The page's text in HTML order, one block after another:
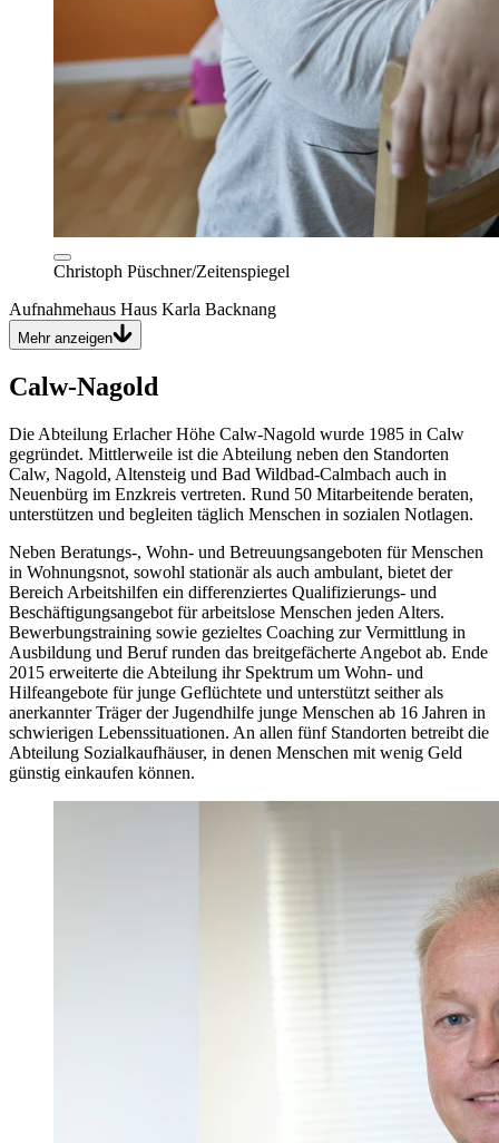
Christoph Püschner/Zeitenspiegel
Aufnahmehaus Haus Karla Backnang
Mehr anzeigen
Calw-Nagold
Die Abteilung Erlacher Höhe Calw-Nagold wurde 1985 in Calw
gegründet. Mittlerweile ist die Abteilung neben den Standorten
Calw, Nagold, Altensteig und Bad Wildbad-Calmbach auch in
Neuenbürg im Enzkreis vertreten. Rund 50 Mitarbeitende beraten,
unterstützen und begleiten täglich Menschen in sozialen Notlagen.
Neben Beratungs-, Wohn- und Betreuungsangeboten für Menschen
in Wohnungsnot, sowohl stationär als auch ambulant, bietet der
Bereich Arbeitshilfen ein differenziertes Qualifizierungs- und
Beschäftigungsangebot für arbeitslose Menschen jeden Alters.
Bewerbungstraining sowie gezieltes Coaching zur Vermittlung in
Ausbildung und Beruf runden das breitgefächerte Angebot ab. Ende
2015 erweiterte die Abteilung ihr Spektrum um Wohn- und
Hilfeangebote für junge Geflüchtete und unterstützt seither als
anerkannter Träger der Jugendhilfe junge Menschen ab 16 Jahren in
schwierigen Lebenssituationen. An allen fünf Standorten betreibt die
Abteilung Sozialkaufhäuser, in denen Menschen mit wenig Geld
günstig einkaufen können.